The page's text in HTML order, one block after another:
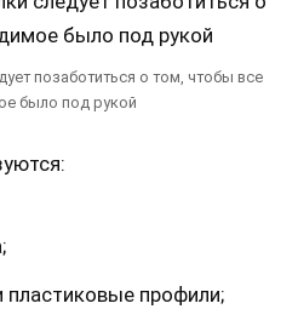
позаботиться о том, чтобы все
было под рукой
пластиковые профили;